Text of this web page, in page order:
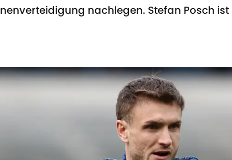
nachlegen. Stefan Posch